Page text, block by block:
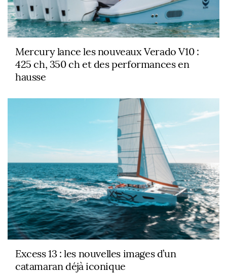
Mercury lance les nouveaux Verado V10 :
425 ch, 350 ch et des performances en
hausse
Excess 13 : les nouvelles images d’un
catamaran déjà iconique